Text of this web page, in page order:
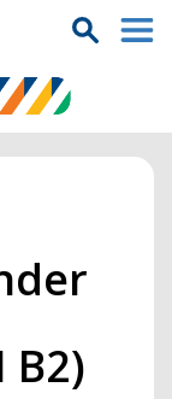
B2)